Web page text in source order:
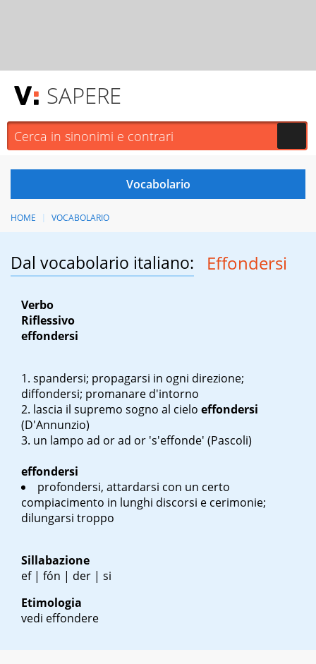
SAPERE
HOME VOCABOLARIO
Dal vocabolario italiano: Effondersi
Verbo
Riflessivo
effondersi
spandersi; propagarsi in ogni direzione;
diffondersi; promanare d'intorno
lascia il supremo sogno al cielo effondersi
(D'Annunzio)
un lampo ad or ad or 's'effonde' (Pascoli)
effondersi
profondersi, attardarsi con un certo
compiacimento in lunghi discorsi e cerimonie;
dilungarsi troppo
Sillabazione
ef | fón | der | si
Etimologia
vedi effondere